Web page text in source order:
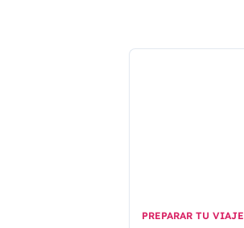
PREPARAR TU VIAJE